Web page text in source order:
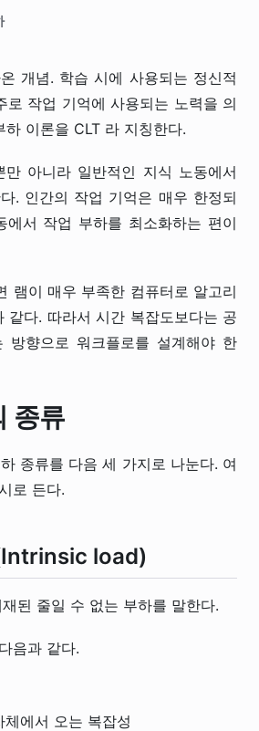
개념. 학습 시에 사용되는 정신적
로 작업 기억에 사용되는 노력을 의
하 이론을 CLT 라 지칭한다.
아니라 일반적인 지식 노동에서
. 인간의 작업 기억은 매우 한정되
에서 작업 부하를 최소화하는 편이
램이 매우 부족한 컴퓨터로 알고리
같다. 따라서 시간 복잡도보다는 공
방향으로 워크플로를 설계해야 한
종류
종류를 다음 세 가지로 나눈다. 여
로 든다.
load)
된 줄일 수 없는 부하를 말한다.
음과 같다.
에서 오는 복잡성